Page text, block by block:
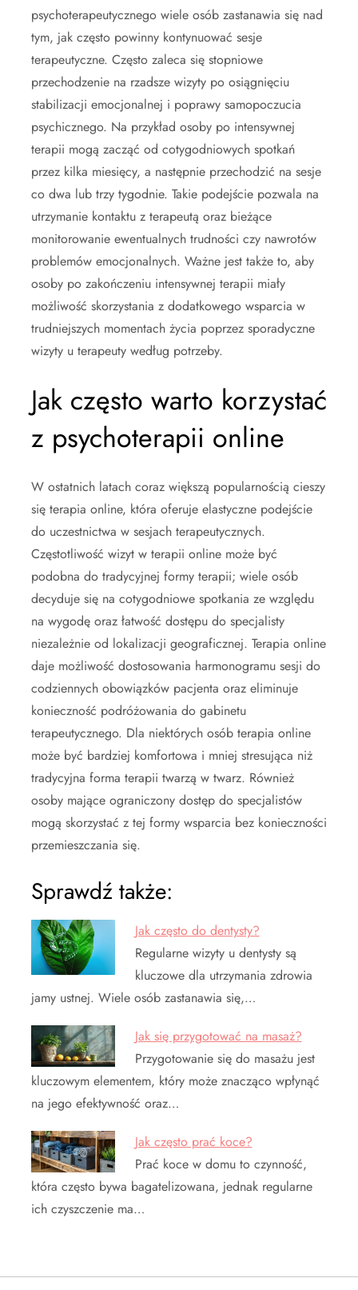
psychoterapeutycznego wiele osób zastanawia się nad
tym, jak często powinny kontynuować sesje
terapeutyczne. Często zaleca się stopniowe
przechodzenie na rzadsze wizyty po osiągnięciu
stabilizacji emocjonalnej i poprawy samopoczucia
psychicznego. Na przykład osoby po intensywnej
terapii mogą zacząć od cotygodniowych spotkań
przez kilka miesięcy, a następnie przechodzić na sesje
co dwa lub trzy tygodnie. Takie podejście pozwala na
utrzymanie kontaktu z terapeutą oraz bieżące
monitorowanie ewentualnych trudności czy nawrotów
problemów emocjonalnych. Ważne jest także to, aby
osoby po zakończeniu intensywnej terapii miały
możliwość skorzystania z dodatkowego wsparcia w
trudniejszych momentach życia poprzez sporadyczne
wizyty u terapeuty według potrzeby.
Jak często warto korzystać
z psychoterapii online
W ostatnich latach coraz większą popularnością cieszy
się terapia online, która oferuje elastyczne podejście
do uczestnictwa w sesjach terapeutycznych.
Częstotliwość wizyt w terapii online może być
podobna do tradycyjnej formy terapii; wiele osób
decyduje się na cotygodniowe spotkania ze względu
na wygodę oraz łatwość dostępu do specjalisty
niezależnie od lokalizacji geograficznej. Terapia online
daje możliwość dostosowania harmonogramu sesji do
codziennych obowiązków pacjenta oraz eliminuje
konieczność podróżowania do gabinetu
terapeutycznego. Dla niektórych osób terapia online
może być bardziej komfortowa i mniej stresująca niż
tradycyjna forma terapii twarzą w twarz. Również
osoby mające ograniczony dostęp do specjalistów
mogą skorzystać z tej formy wsparcia bez konieczności
przemieszczania się.
Sprawdź także:
Jak często do dentysty?
Regularne wizyty u dentysty są
kluczowe dla utrzymania zdrowia
jamy ustnej. Wiele osób zastanawia się,…
Jak się przygotować na masaż?
Przygotowanie się do masażu jest
kluczowym elementem, który może znacząco wpłynąć
na jego efektywność oraz…
Jak często prać koce?
Prać koce w domu to czynność,
która często bywa bagatelizowana, jednak regularne
ich czyszczenie ma…